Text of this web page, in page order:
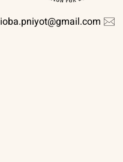
ioba.pniyot@gmail.com